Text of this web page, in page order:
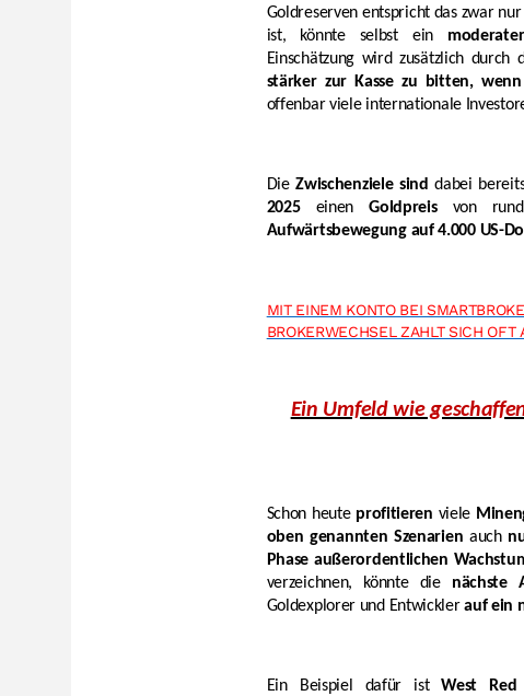
Goldreserven entspricht das zwar
ist, könnte selbst ein
Einschätzung wird zusätzlich durch
stärker zur Kasse zu bitten,
offenbar viele internationale
DieZwischenziele sind dabei
2025einenGoldpreisvon
Aufwärtsbewegung auf 4.000 US-
MIT EINEM KONTO BEI
BROKERWECHSEL ZAHLT SICH OFT
Ein Umfeld wie
Schon heute profitieren viele
oben genannten Szenarien auch
Phase außerordentlichen
verzeichnen, könnte die nächste
Goldexplorer und Entwicklerauf ein
Ein Beispiel dafür istWest